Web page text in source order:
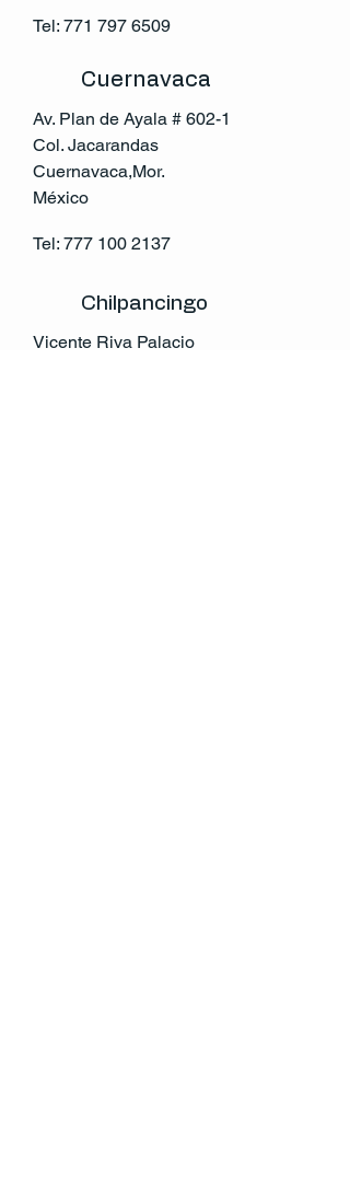
Tel: 771 797 6509
Cuernavaca
Av. Plan de Ayala # 602-1
Col. Jacarandas
Cuernavaca,Mor.
México
Tel: 777 100 2137
Chilpancingo
Vicente Riva Palacio